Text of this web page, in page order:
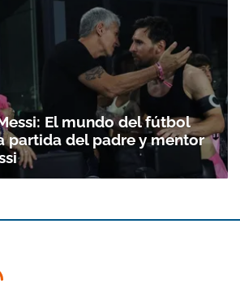
El mundo del fútbol
partida del padre y mentor